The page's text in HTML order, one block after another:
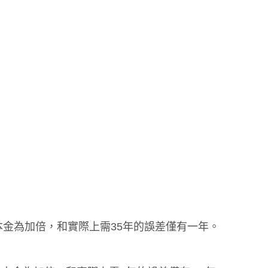
為加倍，和實際上需35年的誤差僅有一年。